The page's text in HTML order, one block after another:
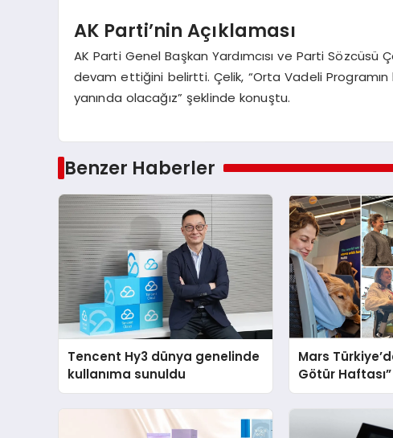
AK Parti’nin Açıklaması
AK Parti Genel Başkan Yardımcısı ve Parti Sözcüsü
devam ettiğini belirtti. Çelik, “Orta Vadeli
yanında olacağız” şeklinde konuştu.
Benzer Haberler
Tencent Hy3 dünya genelinde
kullanıma sunuldu
Mars
Götür Haftası”